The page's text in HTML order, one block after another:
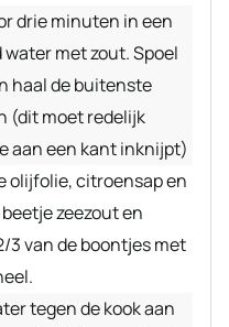
drie minuten in een
met zout. Spoel
haal de buitenste
(dit moet redelijk
aan een kant inknijpt)
olijfolie, citroensap en
zeezout en
3 van de boontjes met
tegen de kook aan